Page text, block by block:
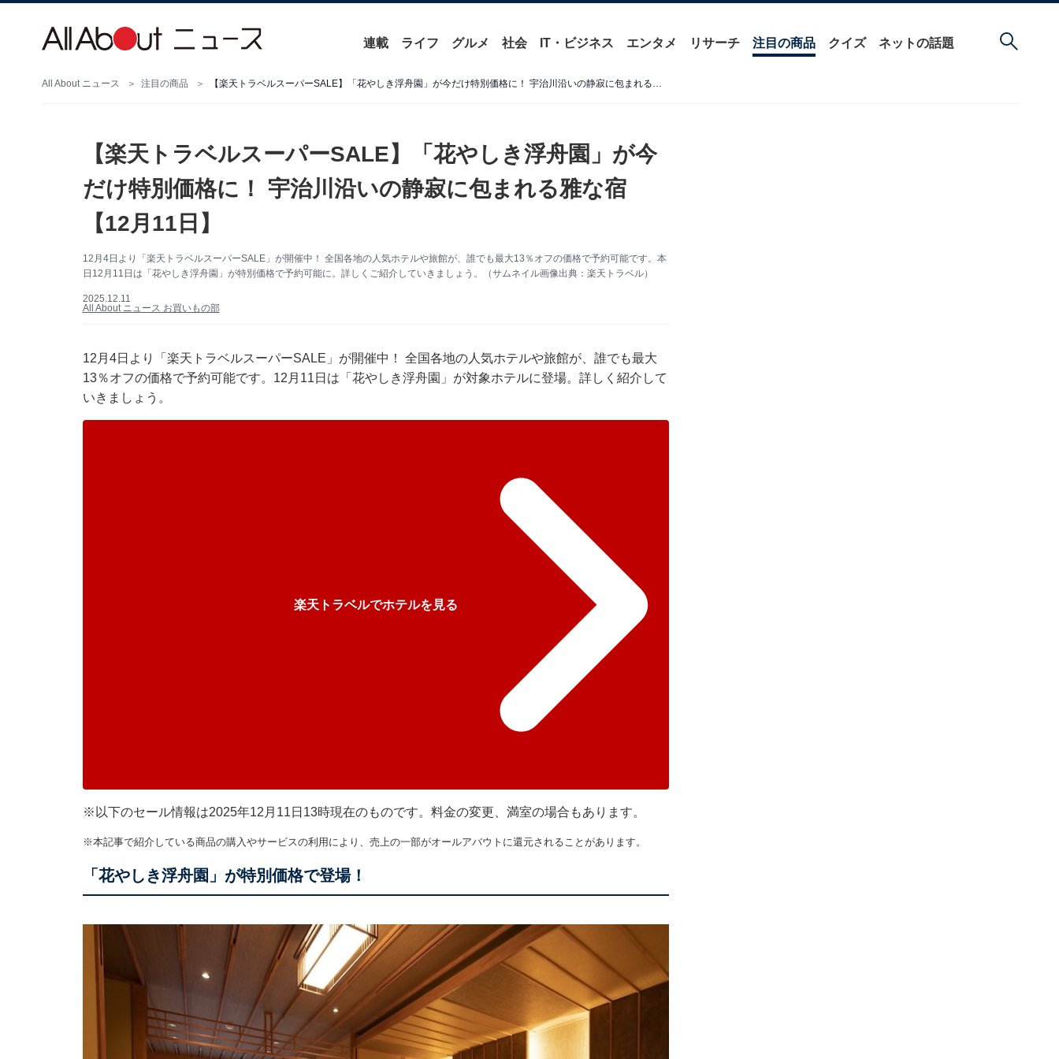
連載 ライフ グルメ 社会 IT・ビジネス エンタメ リサーチ 注目の商品 クイズ ネットの話題
All About ニュース 注目の商品 【楽天トラベルスーパーSALE】「花やしき浮舟園」が今だけ特別価格に！ 宇治川沿いの静寂に包まれる雅な宿【12月11日】
【楽天トラベルスーパーSALE】「花やしき浮舟園」が今
だけ特別価格に！ 宇治川沿いの静寂に包まれる雅な宿
【12月11日】
12月4日より「楽天トラベルスーパーSALE」が開催中！ 全国各地の人気ホテルや旅館が、誰でも最大13％オフの価格で予約可能です。本
日12月11日は「花やしき浮舟園」が特別価格で予約可能に。詳しくご紹介していきましょう。（サムネイル画像出典：楽天トラベル）
2025.12.11
All About ニュース お買いもの部
12月4日より「楽天トラベルスーパーSALE」が開催中！ 全国各地の人気ホテルや旅館が、誰でも最大
13％オフの価格で予約可能です。12月11日は「花やしき浮舟園」が対象ホテルに登場。詳しく紹介して
いきましょう。
楽天トラベルでホテルを見る
※以下のセール情報は2025年12月11日13時現在のものです。料金の変更、満室の場合もあります。
※本記事で紹介している商品の購入やサービスの利用により、売上の一部がオールアバウトに還元されることがあります。
「花やしき浮舟園」が特別価格で登場！